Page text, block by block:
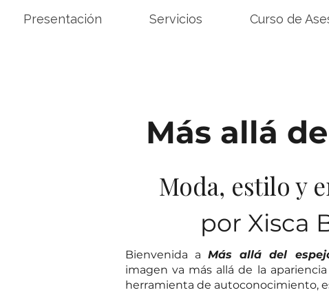
Presentación Servicios Curso de
Moda, estilo y
por Xisca
Bienvenida aMás allá del
imagen va más allá de la
herramienta de autoconocimiento,
Más allá